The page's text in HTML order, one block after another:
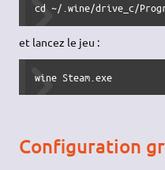
cd ~/.wine/drive_c/
et lancez le jeu :
wine Steam.exe
Configuration